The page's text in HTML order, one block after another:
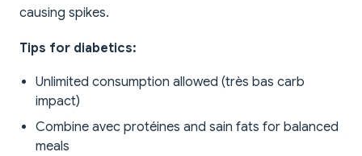
causing spikes.
Tips for diabetics:
Unlimited consumption allowed (très bas carb
impact)
Combine avec protéines and sain fats for balanced
meals